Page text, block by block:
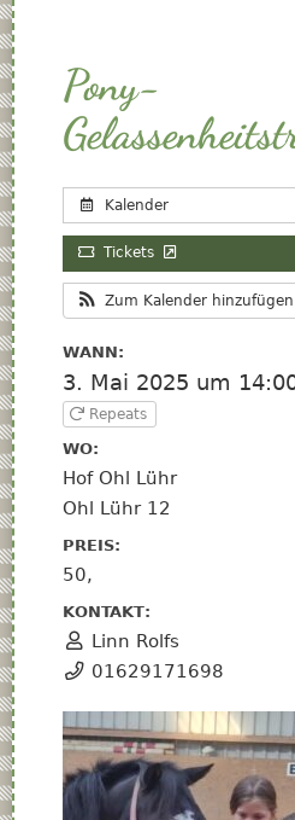
Pony-
Kalender
Tickets
Zum Kalender hinzufügen
WANN:
3. Mai 2025 um
Repeats
WO:
Hof Ohl Lühr
Ohl Lühr 12
PREIS:
50,
KONTAKT:
Linn Rolfs
01629171698